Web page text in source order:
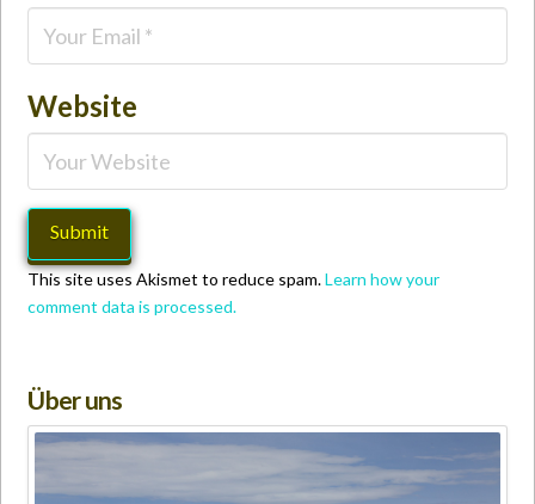
Website
This site uses Akismet to reduce spam.Learn how your
comment data is processed.
Über uns